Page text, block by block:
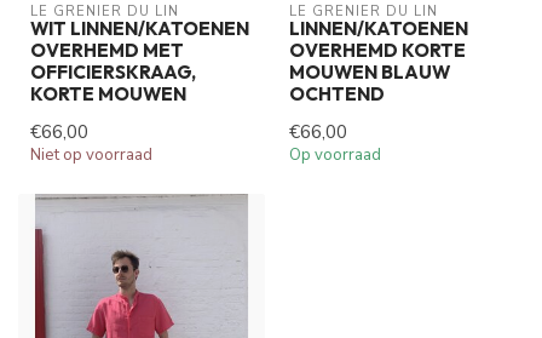
LE GRENIER DU LIN
WIT LINNEN/KATOENEN
OVERHEMD MET
OFFICIERSKRAAG,
KORTE MOUWEN
€66,00
Niet op voorraad
LE GRENIER DU LIN
LINNEN/KATOENEN
OVERHEMD KORTE
MOUWEN BLAUW
OCHTEND
€66,00
Op voorraad